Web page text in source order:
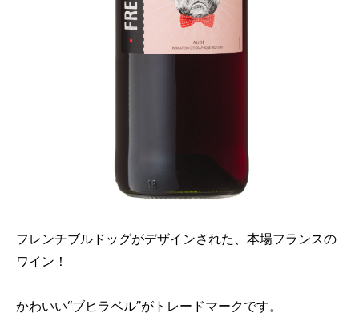
フレンチブルドッグがデザインされた、本場フランスの
ワイン！
かわいい“ブヒラベル”がトレードマークです。